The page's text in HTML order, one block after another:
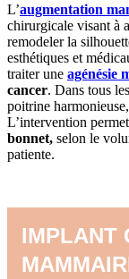
L’augmentation
chirurgicale visant à
remodeler la
esthétiques et
traiter une agénésie
cancer. Dans tous
poitrine
L’intervention
bonnet, selon le
patiente.
IMPLANT